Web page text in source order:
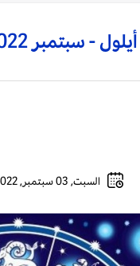
السبت, 03 سبتمبر, 2022 - 11:28 صباحاً